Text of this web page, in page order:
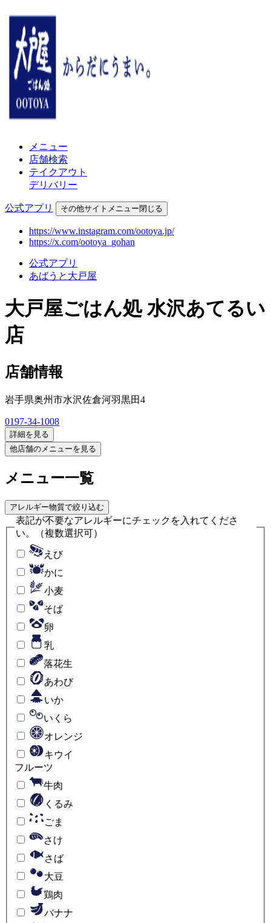
メニュー
店舗検索
テイクアウト
デリバリー
公式アプリ その他サイトメニュー閉じる
https://www.instagram.com/ootoya.jp/
https://x.com/ootoya_gohan
公式アプリ
あばうと大戸屋
大戸屋ごはん処 水沢あてるい
店
店舗情報
岩手県奥州市水沢佐倉河羽黒田4
0197-34-1008
詳細を見る
他店舗のメニューを見る
メニュー一覧
アレルギー物質で絞り込む
表記が不要なアレルギーにチェックを入れてくださ
い。
（複数選択可）
えび
かに
小麦
そば
卵
乳
落花生
あわび
いか
いくら
オレンジ
キウイ
フルーツ
牛肉
くるみ
ごま
さけ
さば
大豆
鶏肉
バナナ